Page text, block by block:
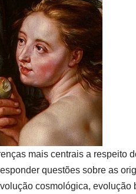
mais centrais a respeito
questões sobre as
cosmológica, evolução